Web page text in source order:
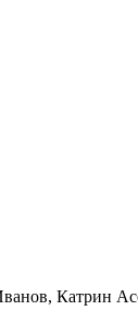
Катрин